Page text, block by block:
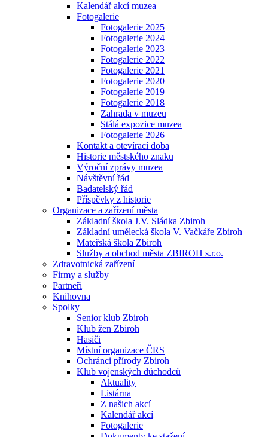
Kalendář akcí muzea
Fotogalerie
Fotogalerie 2025
Fotogalerie 2024
Fotogalerie 2023
Fotogalerie 2022
Fotogalerie 2021
Fotogalerie 2020
Fotogalerie 2019
Fotogalerie 2018
Zahrada v muzeu
Stálá expozice muzea
Fotogalerie 2026
Kontakt a otevírací doba
Historie městského znaku
Výroční zprávy muzea
Návštěvní řád
Badatelský řád
Příspěvky z historie
Organizace a zařízení města
Základní škola J.V. Sládka Zbiroh
Základní umělecká škola V. Vačkáře Zbiroh
Mateřská škola Zbiroh
Služby a obchod města ZBIROH s.r.o.
Zdravotnická zařízení
Firmy a služby
Partneři
Knihovna
Spolky
Senior klub Zbiroh
Klub žen Zbiroh
Hasiči
Místní organizace ČRS
Ochránci přírody Zbiroh
Klub vojenských důchodců
Aktuality
Listárna
Z našich akcí
Kalendář akcí
Fotogalerie